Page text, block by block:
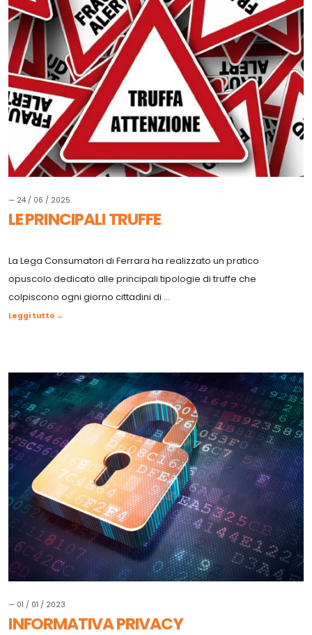
— 24 / 06 / 2025
LE PRINCIPALI TRUFFE
La Lega Consumatori di Ferrara ha realizzato un pratico
opuscolo dedicato alle principali tipologie di truffe che
colpiscono ogni giorno cittadini di ...
Leggi tutto →
— 01 / 01 / 2023
INFORMATIVA PRIVACY